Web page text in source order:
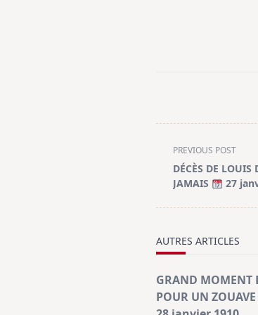
<span
class="nav-
subtitle
PREVIOUS POST
DÉCÈS DE LOUIS
JAMAIS
27
AUTRES ARTICLES
GRAND MOMENT
POUR UN